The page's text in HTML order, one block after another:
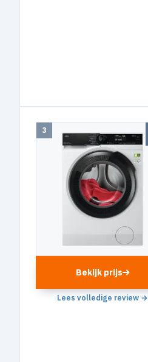
3
Bekijk prijs
Lees volledige review →